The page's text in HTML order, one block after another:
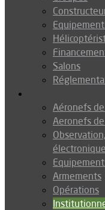
Salons
Aéronefs
Aeronefs
électronique
Armements
Opérations